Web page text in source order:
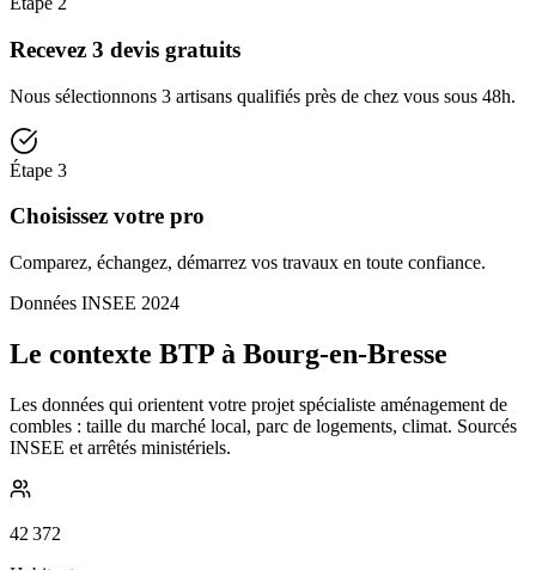
Recevez 3 devis gratuits
Nous sélectionnons 3 artisans qualifiés près de chez vous sous 48h.
Étape 3
Choisissez votre pro
Comparez, échangez, démarrez vos travaux en toute confiance.
Données INSEE 2024
Le contexte BTP à Bourg-en-Bresse
Les données qui orientent votre projet spécialiste aménagement de
combles : taille du marché local, parc de logements, climat. Sourcés
INSEE et arrêtés ministériels.
42 372